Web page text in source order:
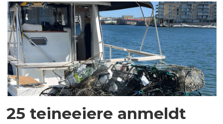
25 teineeiere anmeldt